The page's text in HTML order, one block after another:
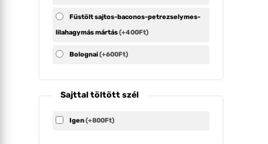
Füstölt sajtos-baconos-petrezselymes-
lilahagymás mártás(+400Ft)
Bolognai(+600Ft)
Sajttal töltött szél
Igen(+800Ft)